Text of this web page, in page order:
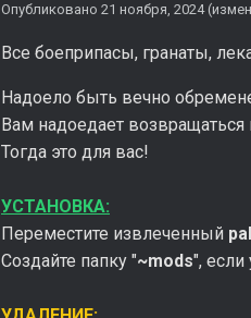
Опубликовано 21 ноября, 2024
Все боеприпасы, гранаты,
Надоело быть вечно
Вам надоедает
Тогда это для вас!
УСТАНОВКА:
Переместите извлеченный
Создайте папку "~mods", если